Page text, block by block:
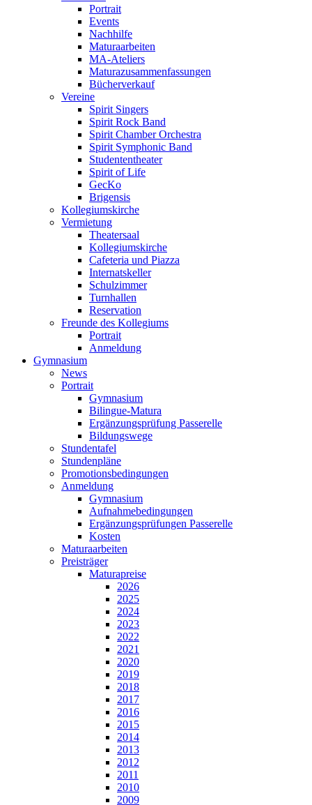
Portrait
Events
Nachhilfe
Maturaarbeiten
MA-Ateliers
Maturazusammenfassungen
Bücherverkauf
Vereine
Spirit Singers
Spirit Rock Band
Spirit Chamber Orchestra
Spirit Symphonic Band
Studententheater
Spirit of Life
GecKo
Brigensis
Kollegiumskirche
Vermietung
Theatersaal
Kollegiumskirche
Cafeteria und Piazza
Internatskeller
Schulzimmer
Turnhallen
Reservation
Freunde des Kollegiums
Portrait
Anmeldung
Gymnasium
News
Portrait
Gymnasium
Bilingue-Matura
Ergänzungsprüfung Passerelle
Bildungswege
Stundentafel
Stundenpläne
Promotionsbedingungen
Anmeldung
Gymnasium
Aufnahmebedingungen
Ergänzungsprüfungen Passerelle
Kosten
Maturaarbeiten
Preisträger
Maturapreise
2026
2025
2024
2023
2022
2021
2020
2019
2018
2017
2016
2015
2014
2013
2012
2011
2010
2009